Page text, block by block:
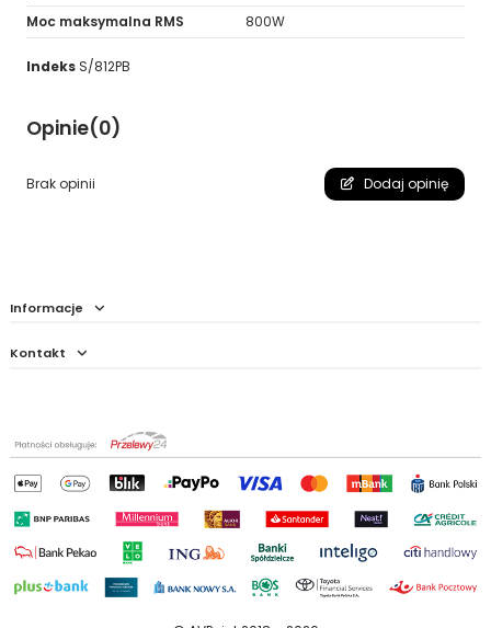
Moc maksymalna RMS 800W
Indeks S/812PB
Opinie(0)
Brak opinii Dodaj opinię
Informacje
Kontakt